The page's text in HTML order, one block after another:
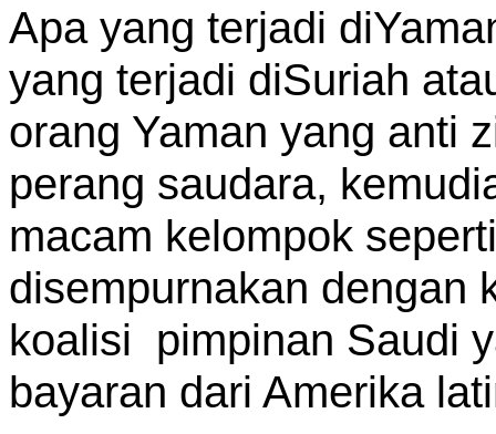
Apa yang terjadi
yang terjadi diSuriah
orang Yaman yang anti
perang saudara,
macam kelompok
disempurnakan dengan
koalisi pimpinan Saudi
bayaran dari Amerika